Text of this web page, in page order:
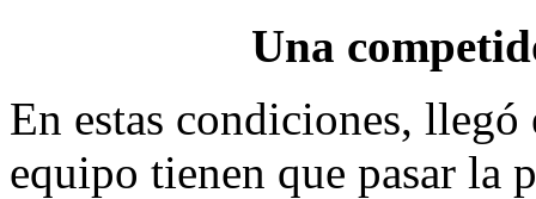
Una
En estas condiciones,
equipo tienen que pasar la